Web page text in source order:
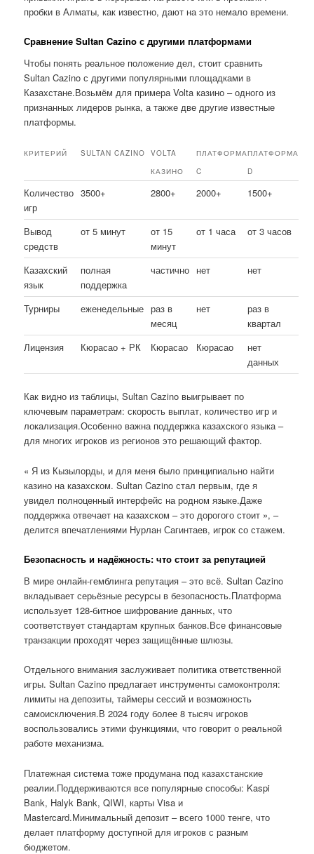
пробки в Алматы, как известно, дают на это немало времени.
Сравнение Sultan Cazino с другими платформами
Чтобы понять реальное положение дел, стоит сравнить
Sultan Cazino с другими популярными площадками в
Казахстане.Возьмём для примера Volta казино – одного из
признанных лидеров рынка, а также две другие известные
платформы.
КРИТЕРИЙ SULTAN CAZINO
VOLTA
КАЗИНО
ПЛАТФОРМА
C
ПЛАТФОРМА
D
Количество
игр
3500+ 2800+ 2000+ 1500+
Вывод
средств
от 5 минут
от 15
минут
от 1 часа от 3 часов
Казахский
язык
полная
поддержка
частично нет нет
Турниры еженедельные раз в
месяц
нет
раз в
квартал
Лицензия
Кюрасао + РК Кюрасао Кюрасао
нет
данных
Как видно из таблицы, Sultan Cazino выигрывает по
ключевым параметрам: скорость выплат, количество игр и
локализация.Особенно важна поддержка казахского языка –
для многих игроков из регионов это решающий фактор.
« Я из Кызылорды, и для меня было принципиально найти
казино на казахском. Sultan Cazino стал первым, где я
увидел полноценный интерфейс на родном языке.Даже
поддержка отвечает на казахском – это дорогого стоит », –
делится впечатлениями Нурлан Сагинтаев, игрок со стажем.
Безопасность и надёжность: что стоит за репутацией
В мире онлайн-гемблинга репутация – это всё. Sultan Cazino
вкладывает серьёзные ресурсы в безопасность.Платформа
использует 128-битное шифрование данных, что
соответствует стандартам крупных банков.Все финансовые
транзакции проходят через защищённые шлюзы.
Отдельного внимания заслуживает политика ответственной
игры. Sultan Cazino предлагает инструменты самоконтроля:
лимиты на депозиты, таймеры сессий и возможность
самоисключения.В 2024 году более 8 тысяч игроков
воспользовались этими функциями, что говорит о реальной
работе механизма.
Платежная система тоже продумана под казахстанские
реалии.Поддерживаются все популярные способы: Kaspi
Bank, Halyk Bank, QIWI, карты Visa и
Mastercard.Минимальный депозит – всего 1000 тенге, что
делает платформу доступной для игроков с разным
бюджетом.